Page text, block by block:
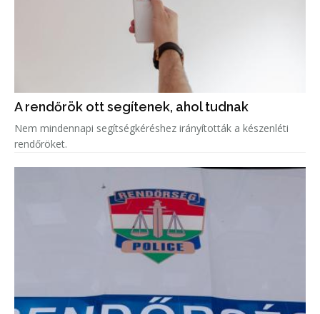
A rendőrök ott segítenek, ahol tudnak
Nem mindennapi segítségkéréshez irányították a készenléti
rendőröket.